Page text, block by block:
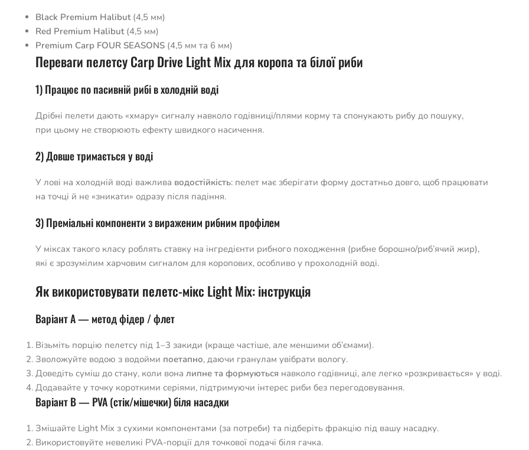
Black Premium Halibut(4,5 мм)
Red Premium Halibut(4,5 мм)
Premium Carp FOUR SEASONS (4,5 мм та 6 мм)
Переваги пелетсу Carp Drive Light Mix для коропа та білої риби
1) Працює по пасивній рибі в холодній воді
Дрібні пелети дають «хмару» сигналу навколо годівниці/плями корму та спонукають рибу до пошуку,
при цьому не створюють ефекту швидкого насичення.
2) Довше тримається у воді
У лові на холодній воді важлива водостійкість: пелет має зберігати форму достатньо довго, щоб працювати
на точці й не «зникати» одразу після падіння.
3) Преміальні компоненти з вираженим рибним профілем
У міксах такого класу роблять ставку на інгредієнти рибного походження (рибне борошно/риб’ячий жир),
які є зрозумілим харчовим сигналом для коропових, особливо у прохолодній воді.
Як використовувати пелетс-мікс Light Mix: інструкція
Варіант A — метод фідер / флет
Візьміть порцію пелетсу під 1–3 закиди (краще частіше, але меншими об’ємами).
Зволожуйте водою з водойми поетапно, даючи гранулам увібрати вологу.
Доведіть суміш до стану, коли вона липне та формуються навколо годівниці, але легко «розкривається» у воді.
Додавайте у точку короткими серіями, підтримуючи інтерес риби без перегодовування.
Варіант B — PVA (стік/мішечки) біля насадки
Змішайте Light Mix з сухими компонентами (за потреби) та підберіть фракцію під вашу насадку.
Використовуйте невеликі PVA-порції для точкової подачі біля гачка.